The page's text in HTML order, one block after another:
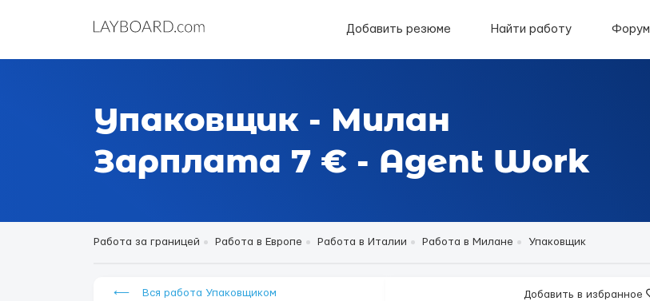
Добавить резюме Найти работу Форум
Упаковщик - Милан
Зарплата 7 € - Agent Work
Работа за границей Работа в Европе Работа в Италии Работа в Милане Упаковщик
⟵ Вся работа Упаковщиком Добавить в избранное